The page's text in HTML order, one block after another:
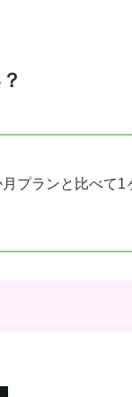
プランと比べて1